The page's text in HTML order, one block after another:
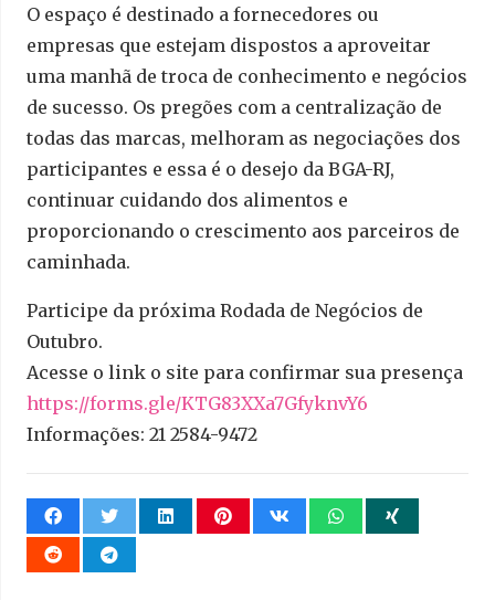
O espaço é destinado a fornecedores ou
empresas que estejam dispostos a aproveitar
uma manhã de troca de conhecimento e negócios
de sucesso. Os pregões com a centralização de
todas das marcas, melhoram as negociações dos
participantes e essa é o desejo da BGA-RJ,
continuar cuidando dos alimentos e
proporcionando o crescimento aos parceiros de
caminhada.
Participe da próxima Rodada de Negócios de
Outubro.
Acesse o link o site para confirmar sua presença
https://forms.gle/KTG83XXa7GfyknvY6
Informações: 21 2584-9472